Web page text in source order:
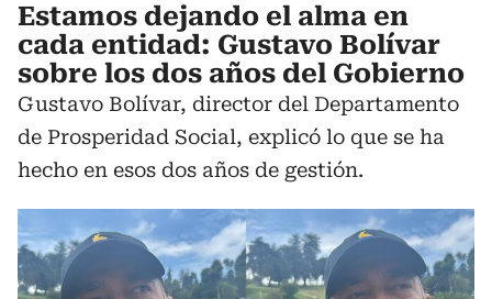
Estamos dejando el alma en
cada entidad: Gustavo Bolívar
sobre los dos años del Gobierno
Gustavo Bolívar, director del Departamento
de Prosperidad Social, explicó lo que se ha
hecho en esos dos años de gestión.